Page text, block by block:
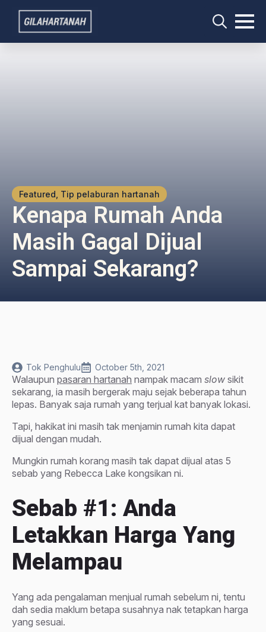
Search
Featured, Tip pelaburan hartanah
Kenapa Rumah Anda
Masih Gagal Dijual
Sampai Sekarang?
Tok Penghulu October 5th, 2021
Walaupun pasaran hartanah nampak macam slow sikit
sekarang, ia masih bergerak maju sejak beberapa tahun
lepas. Banyak saja rumah yang terjual kat banyak lokasi.
Tapi, hakikat ini masih tak menjamin rumah kita dapat
dijual dengan mudah.
Mungkin rumah korang masih tak dapat dijual atas 5
sebab yang Rebecca Lake kongsikan ni.
Sebab #1: Anda
Letakkan Harga Yang
Melampau
Yang ada pengalaman menjual rumah sebelum ni, tentu
dah sedia maklum betapa susahnya nak tetapkan harga
yang sesuai.